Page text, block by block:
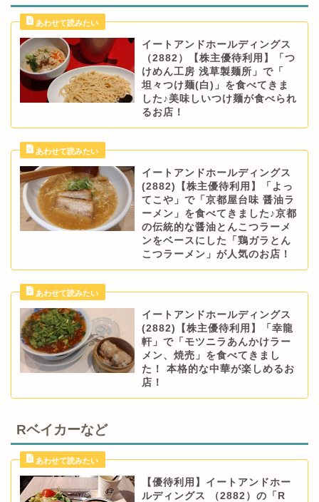
イートアンドホールディングス
（2882）【株主優待利用】「つ
けめん工房 浅草製麺所」で「
坦々つけ麺(白)」を食べてきま
した♪美味しいつけ麺が食べられ
るお店！
イートアンドホールディングス
(2882)【株主優待利用】「よっ
てこや」で「京都屋台味 醤油ラ
ーメン」を食べてきました♪京都
の伝統的な醤油とんこつラーメ
ンをベースにした「鶏ガラとん
こつラーメン」が人気のお店！
イートアンドホールディングス
(2882)【株主優待利用】「幸龍
軒」で「モツニラあんかけラー
メン、焼売」を食べてきまし
た！ 本格的な中華が楽しめるお
店！
Rベイカーなど
【優待利用】イートアンドホー
ルディングス （2882）の「R